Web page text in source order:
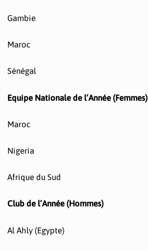
Gambie
Maroc
Sénégal
Equipe Nationale de l’Année (Femmes)
Maroc
Nigeria
Afrique du Sud
Club de l’Année (Hommes)
Al Ahly (Egypte)